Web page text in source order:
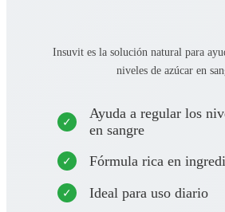
Insuvit es la solución natural para
niveles de azúcar en
Ayuda a regular los
en sangre
Fórmula rica en
Ideal para uso diario